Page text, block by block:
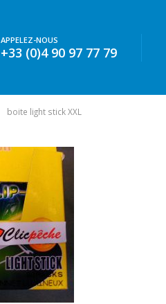
APPELEZ-NOUS
+33 (0)4 90 97 77 79
boite light stick XXL